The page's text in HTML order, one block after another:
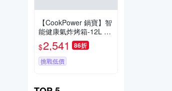
【CookPower 鍋寶】智
能健康氣炸烤箱-12L AF
-1290W
$2,541 86折
挑戰低價